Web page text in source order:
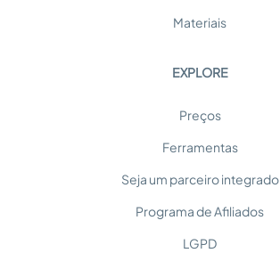
Materiais
EXPLORE
Preços
Ferramentas
Seja um parceiro integrado
Programa de Afiliados
LGPD